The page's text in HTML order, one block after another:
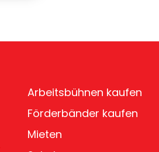
Arbeitsbühnen kaufen
Förderbänder kaufen
Mieten